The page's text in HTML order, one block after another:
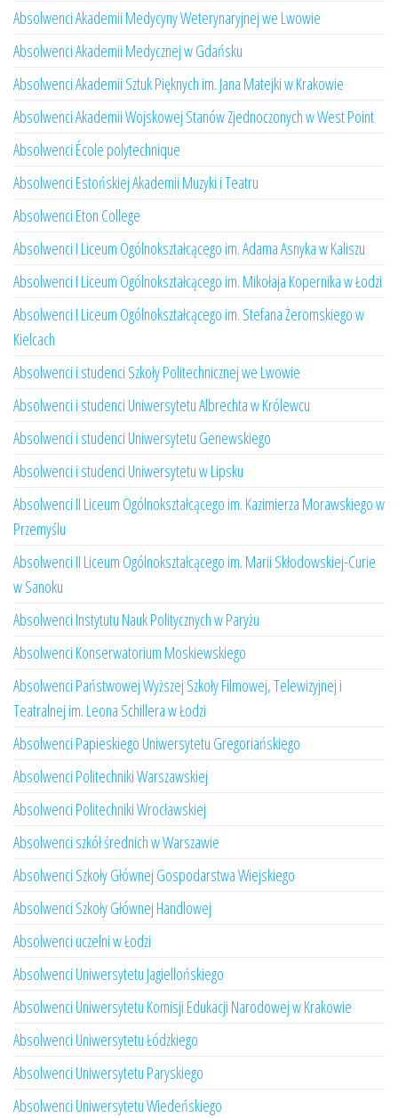
Absolwenci Akademii Medycyny Weterynaryjnej we Lwowie
Absolwenci Akademii Medycznej w Gdańsku
Absolwenci Akademii Sztuk Pięknych im. Jana Matejki w Krakowie
Absolwenci Akademii Wojskowej Stanów Zjednoczonych w West Point
Absolwenci École polytechnique
Absolwenci Estońskiej Akademii Muzyki i Teatru
Absolwenci Eton College
Absolwenci I Liceum Ogólnokształcącego im. Adama Asnyka w Kaliszu
Absolwenci I Liceum Ogólnokształcącego im. Mikołaja Kopernika w Łodzi
Absolwenci I Liceum Ogólnokształcącego im. Stefana Żeromskiego w
Kielcach
Absolwenci i studenci Szkoły Politechnicznej we Lwowie
Absolwenci i studenci Uniwersytetu Albrechta w Królewcu
Absolwenci i studenci Uniwersytetu Genewskiego
Absolwenci i studenci Uniwersytetu w Lipsku
Absolwenci II Liceum Ogólnokształcącego im. Kazimierza Morawskiego w
Przemyślu
Absolwenci II Liceum Ogólnokształcącego im. Marii Skłodowskiej-Curie
w Sanoku
Absolwenci Instytutu Nauk Politycznych w Paryżu
Absolwenci Konserwatorium Moskiewskiego
Absolwenci Państwowej Wyższej Szkoły Filmowej, Telewizyjnej i
Teatralnej im. Leona Schillera w Łodzi
Absolwenci Papieskiego Uniwersytetu Gregoriańskiego
Absolwenci Politechniki Warszawskiej
Absolwenci Politechniki Wrocławskiej
Absolwenci szkół średnich w Warszawie
Absolwenci Szkoły Głównej Gospodarstwa Wiejskiego
Absolwenci Szkoły Głównej Handlowej
Absolwenci uczelni w Łodzi
Absolwenci Uniwersytetu Jagiellońskiego
Absolwenci Uniwersytetu Komisji Edukacji Narodowej w Krakowie
Absolwenci Uniwersytetu Łódzkiego
Absolwenci Uniwersytetu Paryskiego
Absolwenci Uniwersytetu Wiedeńskiego